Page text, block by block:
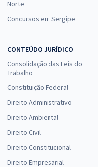
Norte
Concursos em Sergipe
CONTEÚDO JURÍDICO
Consolidação das Leis do
Trabalho
Constituição Federal
Direito Administrativo
Direito Ambiental
Direito Civil
Direito Constitucional
Direito Empresarial